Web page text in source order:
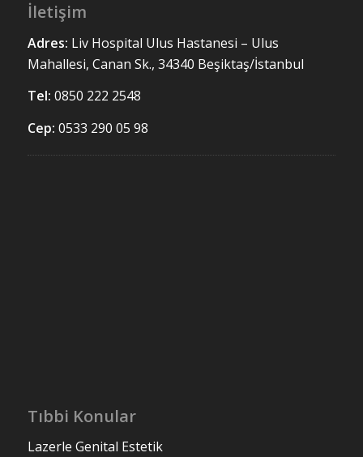
İletişim
Adres: Liv Hospital Ulus Hastanesi – Ulus
Mahallesi, Canan Sk., 34340 Beşiktaş/İstanbul
Tel: 0850 222 2548
Cep: 0533 290 05 98
Tıbbi Konular
Lazerle Genital Estetik